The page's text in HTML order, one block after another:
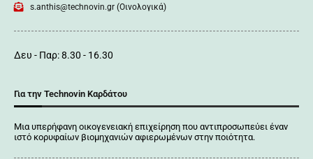
s.anthis@technovin.gr (Οινολογικά)
Δευ - Παρ: 8.30 - 16.30
Για την Technovin Καρδάτου
Μια υπερήφανη οικογενειακή επιχείρηση που αντιπροσωπεύει έναν
ιστό κορυφαίων βιομηχανιών αφιερωμένων στην ποιότητα.